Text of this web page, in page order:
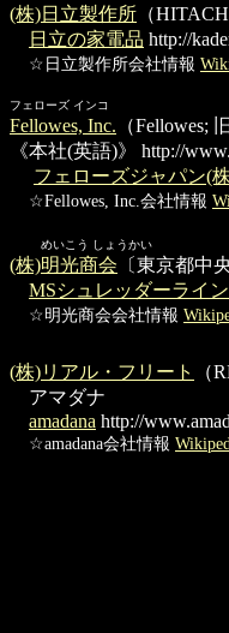
(株)日立製作所 （
日立の家電品 http://
☆日立製作所会社情報
フェローズ インコ
Fellowes, Inc. （
《本社(英語)》
http://
フェローズジャパン(
☆Fellowes, Inc.会社情報
めいこう しょうかい
(株)明光商会 〔東京都中
MSシュレッダーライ
☆明光商会会社情報
(株)リアル・フリート （
アマダナ
amadana http://
☆amadana会社情報